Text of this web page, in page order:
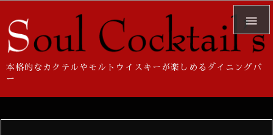

本格的なカクテルやモルトウイスキーが楽しめるダイニングバ
ー